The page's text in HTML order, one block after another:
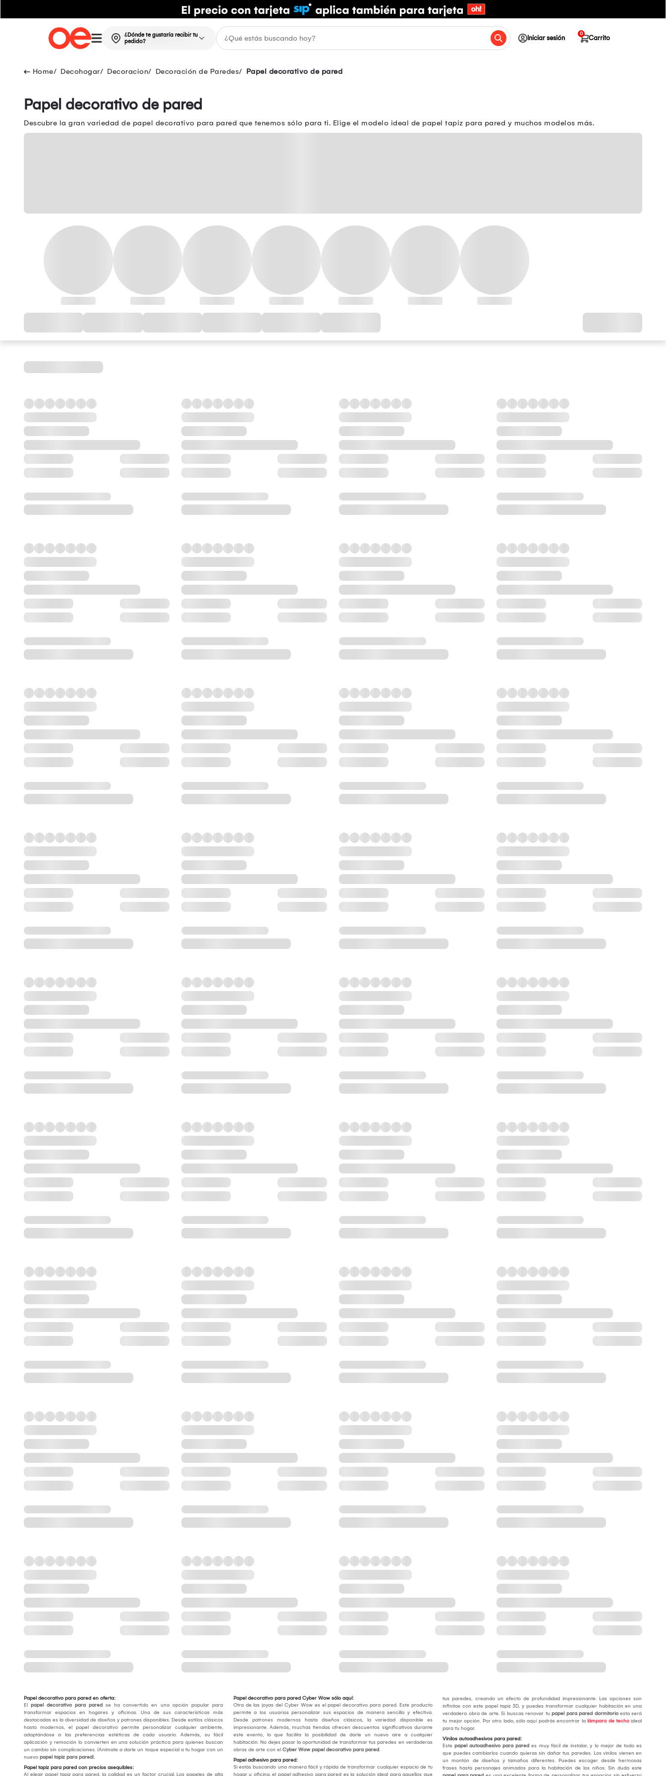
¿Dónde te gustaría recibir tu
pedido?
Iniciar sesión Carrito
0
Decohogar Decoracion Decoración de Paredes Papel decorativo de pared
Papel decorativo de pared
Descubre la gran variedad de papel decorativo para pared que tenemos sólo para ti. Elige el modelo ideal de papel tapiz para pared y muchos modelos más.
Papel decorativo para pared en oferta:
El papel decorativo para pared se ha convertido en una opción popular para
transformar espacios en hogares y oficinas. Una de sus características más
destacadas es la diversidad de diseños y patrones disponibles. Desde estilos clásicos
hasta modernos, el papel decorativo permite personalizar cualquier ambiente,
adaptándose a las preferencias estéticas de cada usuario. Además, su fácil
aplicación y remoción lo convierten en una solución práctica para quienes buscan
un cambio sin complicaciones. ¡Anímate a darle un toque especial a tu hogar con un
nuevo papel tapiz para pared!.
Papel tapiz para pared con precios asequibles:
Al elegir papel tapiz para pared, la calidad es un factor crucial. Los papeles de alta
Papel decorativo para pared Cyber Wow sólo aquí:
Otra de las joyas del Cyber Wow es el papel decorativo para pared. Este producto
permite a los usuarios personalizar sus espacios de manera sencilla y efectiva.
Desde patrones modernos hasta diseños clásicos, la variedad disponible es
impresionante. Además, muchas tiendas ofrecen descuentos significativos durante
este evento, lo que facilita la posibilidad de darle un nuevo aire a cualquier
habitación. No dejes pasar la oportunidad de transformar tus paredes en verdaderas
obras de arte con el Cyber Wow papel decorativo para pared.
Papel adhesivo para pared:
Si estás buscando una manera fácil y rápida de transformar cualquier espacio de tu
hogar u oficina, el papel adhesivo para pared es la solución ideal para aquellos que
tus paredes, creando un efecto de profundidad impresionante. Las opciones son
infinitas con este papel tapiz 3D, y puedes transformar cualquier habitación en una
verdadera obra de arte. Si buscas renovar tupapel para pared dormitorioesta será
tu mejor opción. Por otro lado, sólo aquí podrás encontrar la lámpara de techo ideal
para tu hogar.
Vinilos autoadhesivos para pared:
Estepapel autoadhesivo para pared es muy fácil de instalar, y lo mejor de todo es
que puedes cambiarlos cuando quieras sin dañar tus paredes. Los vinilos vienen en
un montón de diseños y tamaños diferentes. Puedes escoger desde hermosas
frases hasta personajes animados para la habitación de los niños. Sin duda este